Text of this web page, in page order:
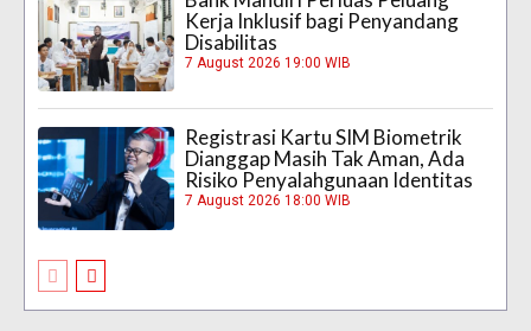
Kerja Inklusif bagi Penyandang
Disabilitas
7 August 2026 19:00 WIB
Registrasi Kartu SIM Biometrik
Dianggap Masih Tak Aman, Ada
Risiko Penyalahgunaan Identitas
7 August 2026 18:00 WIB